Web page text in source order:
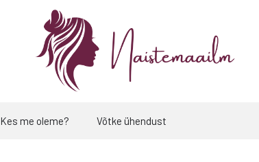
Kes me oleme? Võtke ühendust